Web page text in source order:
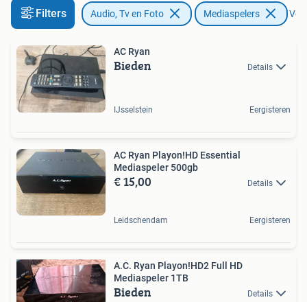
Filters Audio, Tv en Foto Mediaspelers
AC Ryan
Bieden Details
IJsselstein Eergisteren
AC Ryan Playon!HD Essential
Mediaspeler 500gb
€ 15,00 Details
Leidschendam Eergisteren
A.C. Ryan Playon!HD2 Full HD
Mediaspeler 1TB
Bieden Details